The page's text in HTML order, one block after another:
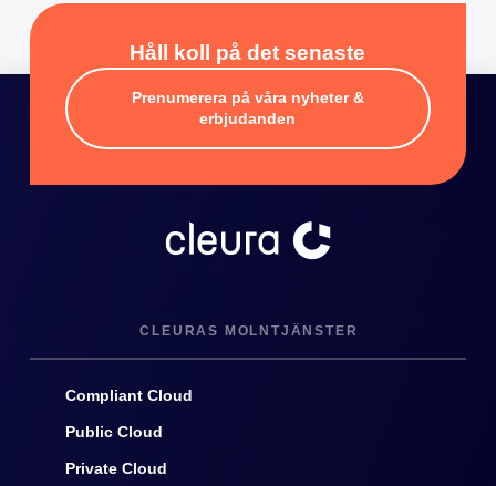
Håll koll på det senaste
Prenumerera på våra nyheter &
erbjudanden
CLEURAS MOLNTJÄNSTER
Compliant Cloud
Public Cloud
Private Cloud